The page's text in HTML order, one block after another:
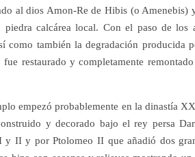
al dios Amon-Re de Hibis (o Amenebis)
piedra calcárea local. Con el paso de
como también la degradación producida
fue restaurado y completamente
empezó probablemente en la dinastía
y decorado bajo el rey persa
y II y por Ptolomeo II que añadió dos